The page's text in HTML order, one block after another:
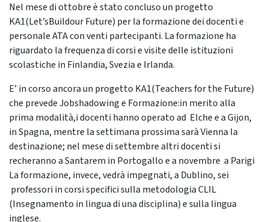
Nel mese di ottobre è stato concluso un progetto
KA1(Let’sBuildour Future) per la formazione dei docenti e
personale ATA con venti partecipanti. La formazione ha
riguardato la frequenza di corsi e visite delle istituzioni
scolastiche in Finlandia, Svezia e Irlanda.
E’ in corso ancora un progetto KA1(Teachers for the Future)
che prevede Jobshadowing e Formazione:in merito alla
prima modalità,i docenti hanno operato ad Elche e a Gijon,
in Spagna, mentre la settimana prossima sarà Vienna la
destinazione; nel mese di settembre altri docenti si
recheranno a Santarem in Portogallo e a novembre a Parigi
La formazione, invece, vedrà impegnati, a Dublino, sei
professori in corsi specifici sulla metodologia CLIL
(Insegnamento in lingua di una disciplina) e sulla lingua
inglese.